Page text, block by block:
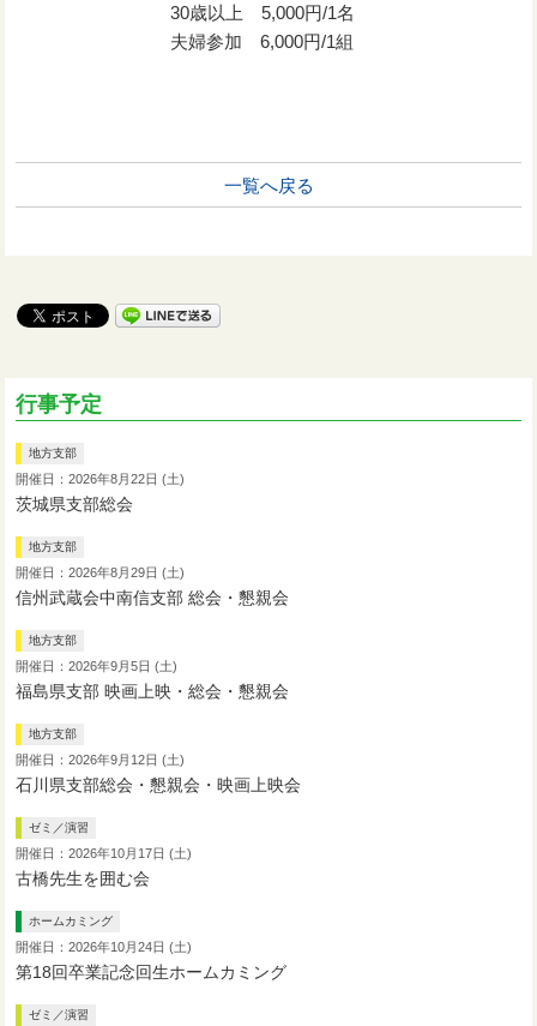
30歳以上 5,000円/1名
夫婦参加 6,000円/1組
一覧へ戻る
行事予定
地方支部
開催日：2026年8月22日 (土)
茨城県支部総会
地方支部
開催日：2026年8月29日 (土)
信州武蔵会中南信支部 総会・懇親会
地方支部
開催日：2026年9月5日 (土)
福島県支部 映画上映・総会・懇親会
地方支部
開催日：2026年9月12日 (土)
石川県支部総会・懇親会・映画上映会
ゼミ／演習
開催日：2026年10月17日 (土)
古橋先生を囲む会
ホームカミング
開催日：2026年10月24日 (土)
第18回卒業記念回生ホームカミング
ゼミ／演習